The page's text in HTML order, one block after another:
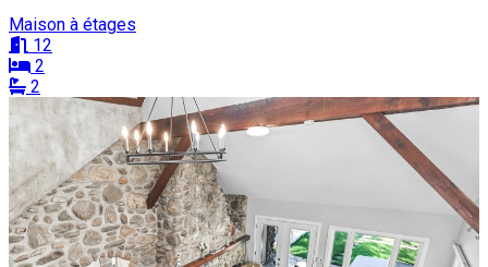
Maison à étages
12
2
2